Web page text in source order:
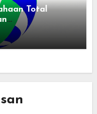
Total
— raksasa
dengan tim